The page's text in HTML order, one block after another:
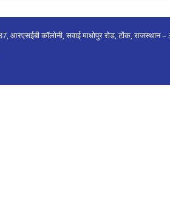
आरएसईबी कॉलोनी, सवाई माधोपुर रोड, टोंक, राजस्थान